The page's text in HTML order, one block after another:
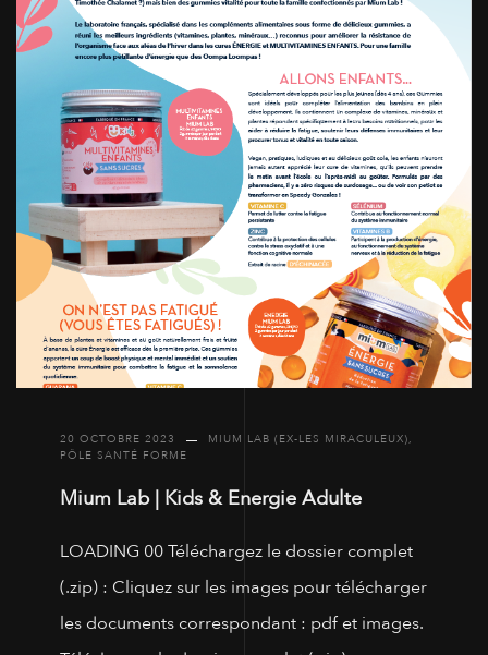
20 OCTOBRE 2023 MIUM LAB (EX-LES MIRACULEUX),
PÔLE SANTÉ FORME
Mium Lab | Kids & Energie Adulte
LOADING 00 Téléchargez le dossier complet
(.zip) : Cliquez sur les images pour télécharger
les documents correspondant : pdf et images.